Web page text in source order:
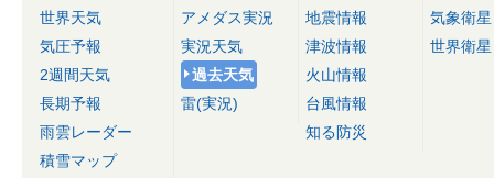
世界天気
気圧予報
2週間天気
長期予報
雨雲レーダー
積雪マップ
アメダス実況
実況天気
過去天気
雷(実況)
地震情報
津波情報
火山情報
台風情報
知る防災
気象衛星
世界衛星